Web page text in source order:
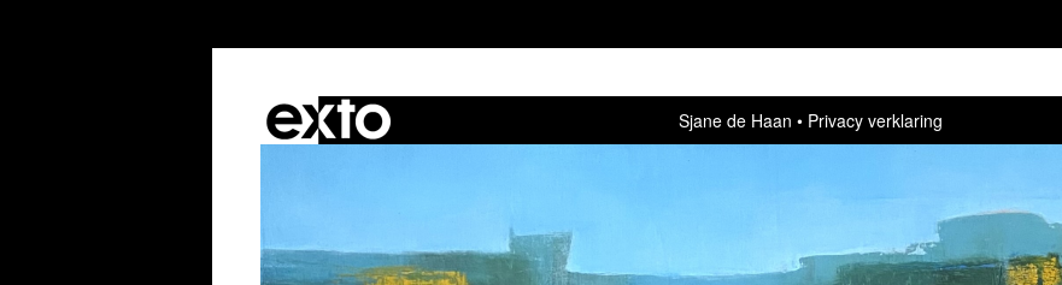
Sjane de Haan Privacy verklaring